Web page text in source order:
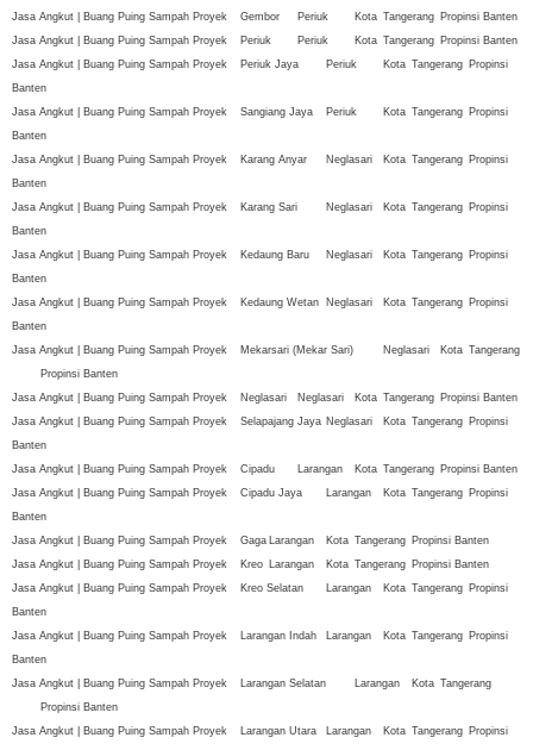
Jasa Angkut | Buang Puing Sampah Proyek
Gembor Periuk Kota Tangerang Propinsi Banten
Jasa Angkut | Buang Puing Sampah Proyek
Periuk Periuk Kota Tangerang Propinsi Banten
Jasa Angkut | Buang Puing Sampah Proyek
Periuk Jaya Periuk Kota Tangerang Propinsi
Banten
Jasa Angkut | Buang Puing Sampah Proyek
Sangiang Jaya Periuk Kota Tangerang Propinsi
Banten
Jasa Angkut | Buang Puing Sampah Proyek
Karang Anyar Neglasari Kota Tangerang Propinsi
Banten
Jasa Angkut | Buang Puing Sampah Proyek
Karang Sari Neglasari Kota Tangerang Propinsi
Banten
Jasa Angkut | Buang Puing Sampah Proyek
Kedaung Baru Neglasari Kota Tangerang Propinsi
Banten
Jasa Angkut | Buang Puing Sampah Proyek
Kedaung Wetan Neglasari Kota Tangerang Propinsi
Banten
Jasa Angkut | Buang Puing Sampah Proyek
Mekarsari (Mekar Sari) Neglasari Kota Tangerang
Propinsi Banten
Jasa Angkut | Buang Puing Sampah Proyek
Neglasari Neglasari Kota Tangerang Propinsi Banten
Jasa Angkut | Buang Puing Sampah Proyek
Selapajang Jaya Neglasari Kota Tangerang Propinsi
Banten
Jasa Angkut | Buang Puing Sampah Proyek
Cipadu Larangan Kota Tangerang Propinsi Banten
Jasa Angkut | Buang Puing Sampah Proyek
Cipadu Jaya Larangan Kota Tangerang Propinsi
Banten
Jasa Angkut | Buang Puing Sampah Proyek
Gaga Larangan Kota Tangerang Propinsi Banten
Jasa Angkut | Buang Puing Sampah Proyek
Kreo Larangan Kota Tangerang Propinsi Banten
Jasa Angkut | Buang Puing Sampah Proyek
Kreo Selatan Larangan Kota Tangerang Propinsi
Banten
Jasa Angkut | Buang Puing Sampah Proyek
Larangan Indah Larangan Kota Tangerang Propinsi
Banten
Jasa Angkut | Buang Puing Sampah Proyek
Larangan Selatan Larangan Kota Tangerang
Propinsi Banten
Jasa Angkut | Buang Puing Sampah Proyek
Larangan Utara Larangan Kota Tangerang Propinsi